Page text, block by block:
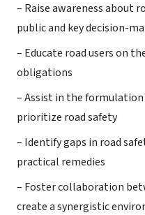
– Raise awareness about
public and key decision-
– Educate road users on
obligations
– Assist in the
prioritize road safety
– Identify gaps in road
practical remedies
– Foster collaboration
create a synergistic